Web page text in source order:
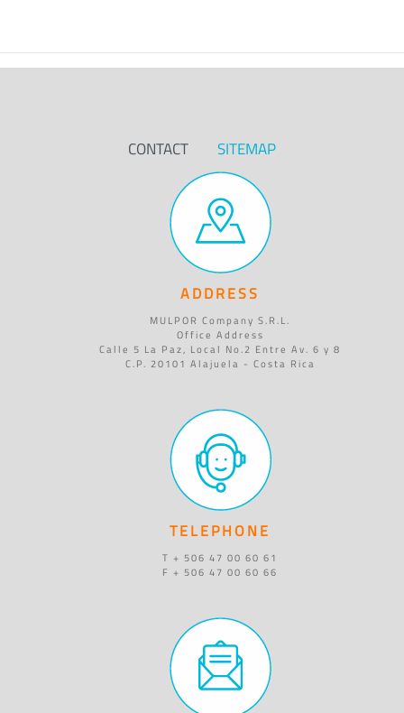
CONTACT SITEMAP
ADDRESS
MULPOR Company S.R.L.
Office Address
Calle 5 La Paz, Local No.2 Entre Av. 6 y 8
C.P. 20101 Alajuela - Costa Rica
TELEPHONE
T + 506 47 00 60 61
F + 506 47 00 60 66